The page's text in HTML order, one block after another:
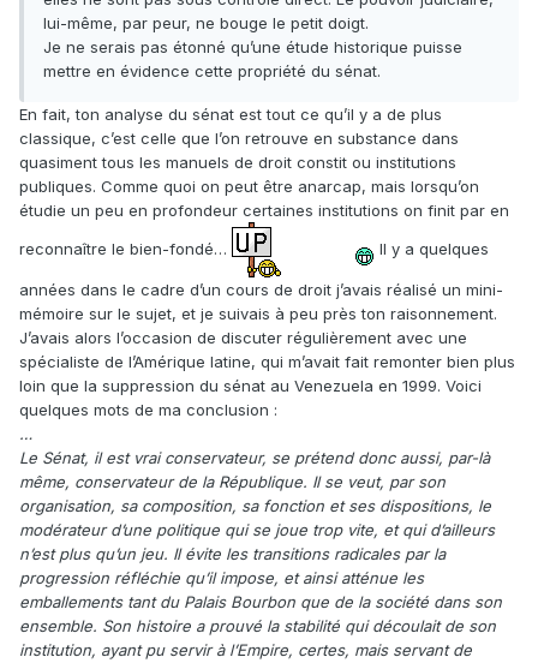
lui-même, par peur, ne bouge le petit doigt.
Je ne serais pas étonné qu’une étude historique puisse
mettre en évidence cette propriété du sénat.
En fait, ton analyse du sénat est tout ce qu’il y a de plus
classique, c’est celle que l’on retrouve en substance dans
quasiment tous les manuels de droit constit ou institutions
publiques. Comme quoi on peut être anarcap, mais lorsqu’on
étudie un peu en profondeur certaines institutions on finit par en
reconnaître le bien-fondé…
Il y a quelques
années dans le cadre d’un cours de droit j’avais réalisé un mini-
mémoire sur le sujet, et je suivais à peu près ton raisonnement.
J’avais alors l’occasion de discuter régulièrement avec une
spécialiste de l’Amérique latine, qui m’avait fait remonter bien plus
loin que la suppression du sénat au Venezuela en 1999. Voici
quelques mots de ma conclusion :
…
Le Sénat, il est vrai conservateur, se prétend donc aussi, par-là
même, conservateur de la République. Il se veut, par son
organisation, sa composition, sa fonction et ses dispositions, le
modérateur d’une politique qui se joue trop vite, et qui d’ailleurs
n’est plus qu’un jeu. Il évite les transitions radicales par la
progression réfléchie qu’il impose, et ainsi atténue les
emballements tant du Palais Bourbon que de la société dans son
ensemble. Son histoire a prouvé la stabilité qui découlait de son
institution, ayant pu servir à l’Empire, certes, mais servant de